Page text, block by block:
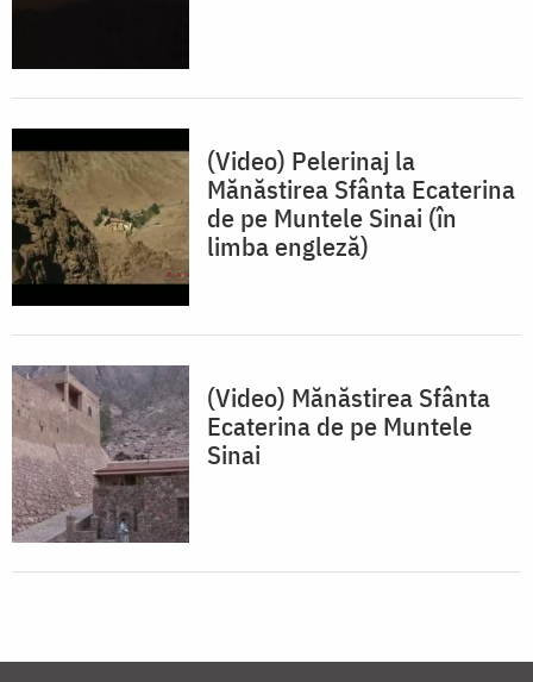
(Video) Pelerinaj la
Mănăstirea Sfânta Ecaterina
de pe Muntele Sinai (în
limba engleză)
(Video) Mănăstirea Sfânta
Ecaterina de pe Muntele
Sinai